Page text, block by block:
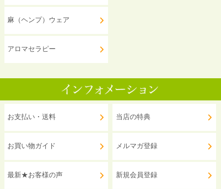
麻（ヘンプ）ウェア
アロマセラピー
お支払い・送料
お買い物ガイド
最新★お客様の声
当店の特典
メルマガ登録
新規会員登録